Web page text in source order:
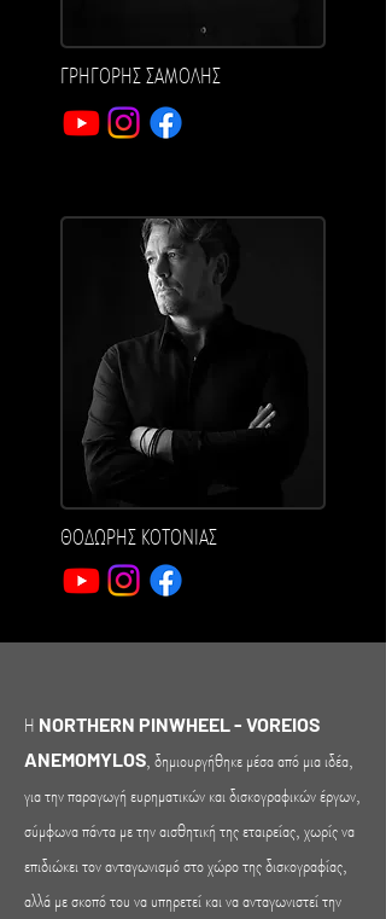
ΓΡΗΓΟΡΗΣ ΣΑΜΟΛΗΣ
ΘΟΔΩΡΗΣ ΚΟΤΟΝΙΑΣ
Η NORTHERN PINWHEEL - VOREIOS
ANEMOMYLOS, δημιουργήθηκε μέσα από μια ιδέα,
για την παραγωγή ευρηματικών και δισκογραφικών έργων,
σύμφωνα πάντα με την αισθητική της εταιρείας, χωρίς να
επιδιώκει τον ανταγωνισμό στο χώρο της δισκογραφίας,
αλλά με σκοπό του να υπηρετεί και να ανταγωνιστεί την